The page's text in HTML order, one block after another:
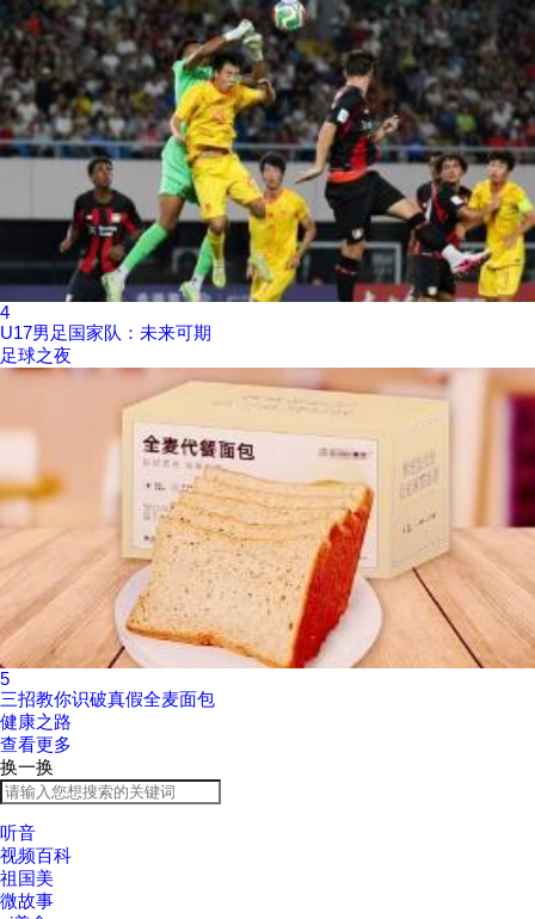
4
U17男足国家队：未来可期
足球之夜
5
三招教你识破真假全麦面包
健康之路
查看更多
换一换
听音
视频百科
祖国美
微故事